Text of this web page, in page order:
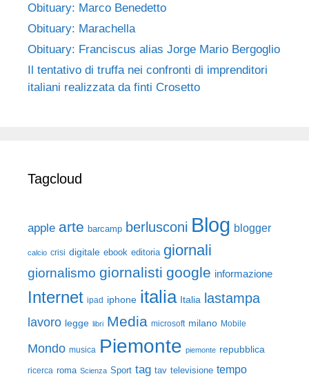
Obituary: Marco Benedetto
Obituary: Marachella
Obituary: Franciscus alias Jorge Mario Bergoglio
Il tentativo di truffa nei confronti di imprenditori
italiani realizzata da finti Crosetto
Tagcloud
apple arte barcamp berlusconi Blog blogger
calcio crisi digitale ebook editoria giornali
giornalismo giornalisti google informazione
Internet ipad iphone italia Italia lastampa
lavoro legge libri Media microsoft milano Mobile
Mondo musica Piemonte piemonte repubblica
ricerca roma Scienza Sport tag tav televisione tempo